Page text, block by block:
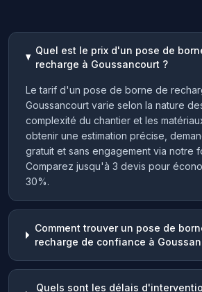
Quel est le prix d'un pose de
recharge à Goussancourt ?
Le tarif d'un pose de borne de
Goussancourt varie selon la nature
complexité du chantier et les
obtenir une estimation précise,
gratuit et sans engagement via notre
Comparez jusqu'à 3 devis pour
30%.
Comment trouver un pose de
recharge de confiance à
Quels sont les délais